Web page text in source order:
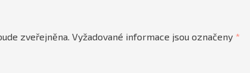
zveřejněna. Vyžadované informace jsou označeny *